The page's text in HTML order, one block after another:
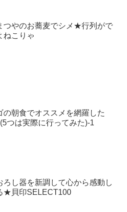
つやのお蕎麦でシメ★行列がで
ねこりゃ
の朝食でオススメを網羅した
つは実際に行ってみた)-1
ろし器を新調して心から感動し
★貝印SELECT100